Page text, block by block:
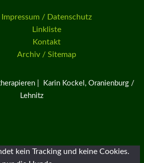
Impressum / Datenschutz
Linkliste
Kontakt
Archiv / Sitemap
| Karin Kockel, Oranienburg /
Lehnitz
kein Tracking und keine Cookies.